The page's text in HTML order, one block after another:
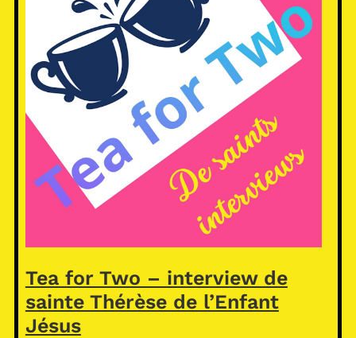
Tea for Two – interview de
sainte Thérèse de l’Enfant
Jésus